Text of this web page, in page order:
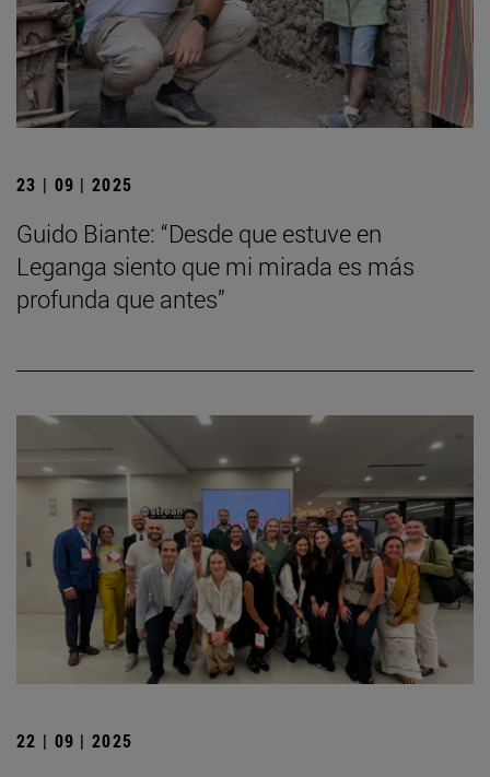
23 | 09 | 2025
Guido Biante: “Desde que estuve en
Leganga siento que mi mirada es más
profunda que antes”
22 | 09 | 2025